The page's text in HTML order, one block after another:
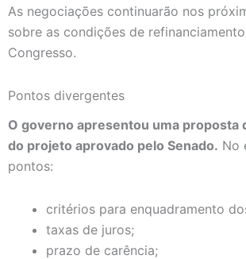
As negociações continuarão nos
sobre as condições de
Congresso.
Pontos divergentes
O governo apresentou uma
do projeto aprovado pelo Senado. No
pontos:
critérios para enquadramento
taxas de juros;
prazo de carência;